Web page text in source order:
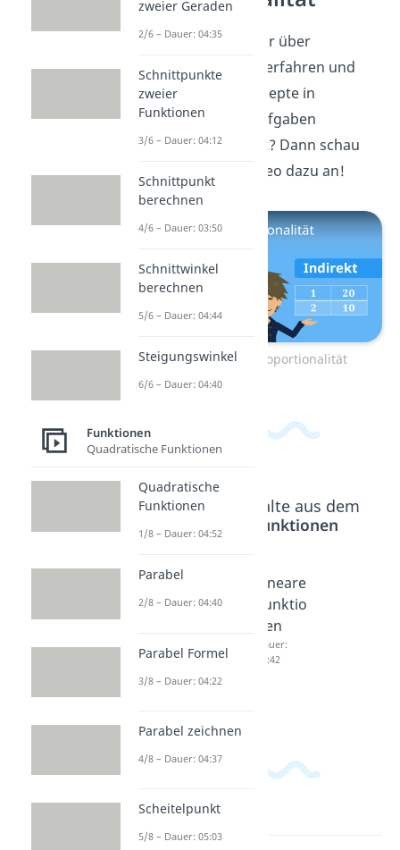
Du möchtest mehr über
Proportionalität
erfahren und
wie du diese Konzepte in
verschiedenen Aufgaben
anwenden kannst? Dann schau
unser Video dazu an!
Zum Video: Proportionalität
Beliebte Inhalte aus dem
Funktionen
Proport
ionalitä
r
05:35
Funktio
einfach
Dauer:
Lineare
Funktio
nen
Dauer:
04:42
zweier Geraden
2/6 – Dauer: 04:35
Schnittpunkte
zweier
Funktionen
3/6 – Dauer: 04:12
Schnittpunkt
berechnen
4/6 – Dauer: 03:50
Schnittwinkel
berechnen
5/6 – Dauer: 04:44
Steigungswinkel
6/6 – Dauer: 04:40
Funktionen
Quadratische Funktionen
Quadratische
Funktionen
1/8 – Dauer: 04:52
Parabel
2/8 – Dauer: 04:40
Parabel Formel
3/8 – Dauer: 04:22
Parabel zeichnen
4/8 – Dauer: 04:37
Scheitelpunkt
5/8 – Dauer: 05:03